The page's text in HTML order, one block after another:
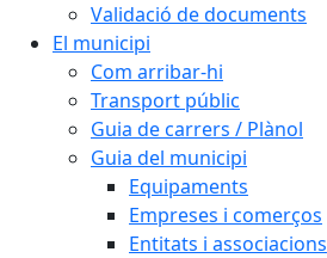
Validació de documents
El municipi
Com arribar-hi
Transport públic
Guia de carrers / Plànol
Guia del municipi
Equipaments
Empreses i comerços
Entitats i associacions